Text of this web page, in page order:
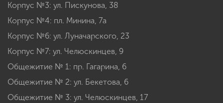
Корпус №3: ул. Пискунова, 38
Корпус №4: пл. Минина, 7а
Корпус №6: ул. Луначарского, 23
Корпус №7: ул. Челюскинцев, 9
Общежитие № 1: пр. Гагарина, 6
Общежитие № 2: ул. Бекетова, 6
Общежитие № 3: ул. Челюскинцев, 17